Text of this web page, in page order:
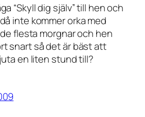
“Skyll dig själv” till hen och
inte kommer orka med
flesta morgnar och hen
snart så det är bäst att
en liten stund till?